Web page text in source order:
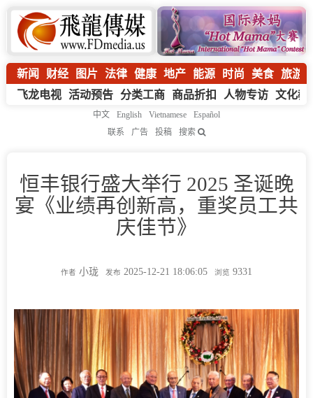
新闻 财经 图片 法律 健康 地产 能源 时尚 美食 旅游
飞龙电视 活动预告 分类工商 商品折扣 人物专访 文化教
中文 English Vietnamese
Español
联系
广告 投稿 搜索
恒丰银行盛大举行 2025 圣诞晚
宴《业绩再创新高，重奖员工共
庆佳节》
作者 小珑 发布 2025-12-21 18:06:05 浏览 9331